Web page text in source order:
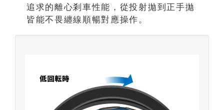
追求的離心剎車性能，從投射拋到正手拋
皆能不畏纏線順暢對應操作。